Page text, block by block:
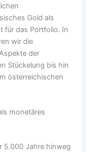
Gold als
für das Portfolio. In
wir die
der
Stückelung bis hin
österreichischen
monetäres
5.000 Jahre hinweg